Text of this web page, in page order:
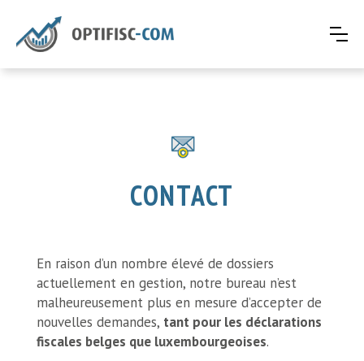
CONTACT
En raison d’un nombre élevé de dossiers
actuellement en gestion, notre bureau n’est
malheureusement plus en mesure d’accepter de
nouvelles demandes, tant pour les déclarations
fiscales belges que luxembourgeoises.